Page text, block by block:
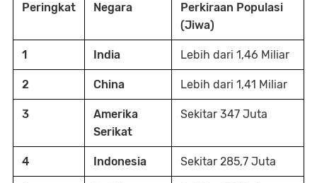
Peringkat
Negara
Perkiraan Populasi
(Jiwa)
1 India Lebih dari 1,46 Miliar
2 China Lebih dari 1,41 Miliar
3
Amerika
Serikat
Sekitar 347 Juta
4 Indonesia Sekitar 285,7 Juta